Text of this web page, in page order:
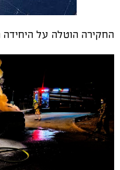
החקירה הוטלה על